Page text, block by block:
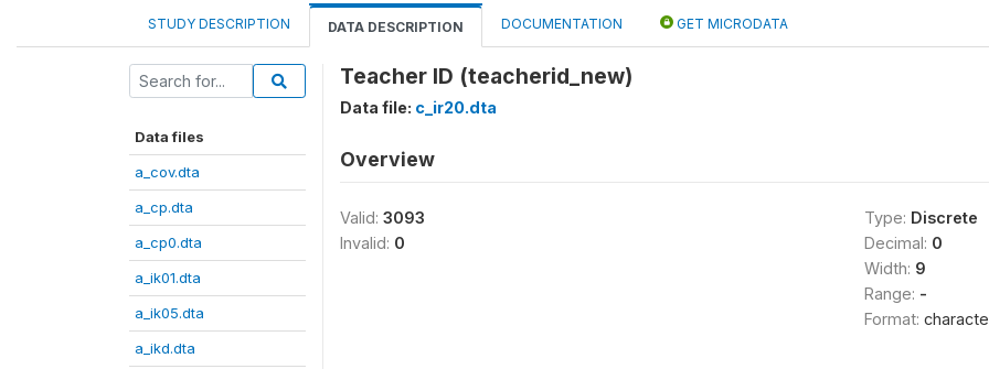
STUDY DESCRIPTION DATA DESCRIPTION DOCUMENTATION GET MICRODATA
Data files
a_cov.dta
a_cp.dta
a_cp0.dta
a_ik01.dta
a_ik05.dta
a_ikd.dta
Teacher ID (teacherid_new)
Data file: c_ir20.dta
Overview
Valid: 3093
Invalid: 0
Type: Discrete
Decimal: 0
Width: 9
Range: -
Format: